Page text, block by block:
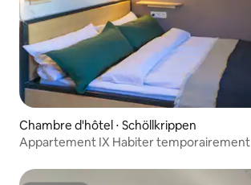
Chambre d'hôtel ⋅ Schöllkrippen
Appartement IX Habiter temporairement